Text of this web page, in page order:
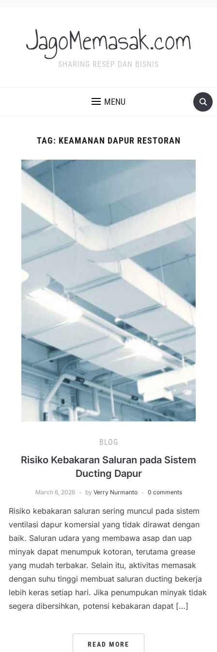
JagoMemasak.com
SHARING RESEP DAN BISNIS
MENU
TAG: KEAMANAN DAPUR RESTORAN
BLOG
Risiko Kebakaran Saluran pada Sistem
Ducting Dapur
March 6, 2026 by Verry Nurmanto 0 comments
Risiko kebakaran saluran sering muncul pada sistem
ventilasi dapur komersial yang tidak dirawat dengan
baik. Saluran udara yang membawa asap dan uap
minyak dapat menumpuk kotoran, terutama grease
yang mudah terbakar. Selain itu, aktivitas memasak
dengan suhu tinggi membuat saluran ducting bekerja
lebih keras setiap hari. Jika penumpukan minyak tidak
segera dibersihkan, potensi kebakaran dapat […]
READ MORE